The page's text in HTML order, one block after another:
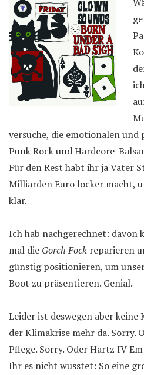
versuche, die emotionalen
Punk Rock und Hardcore-
Für den Rest habt ihr ja Vater
Milliarden Euro locker macht,
klar.
Ich hab nachgerechnet: davon
mal die Gorch Fock reparieren
günstig positionieren, um
Boot zu präsentieren. Genial.
Leider ist deswegen aber
der Klimakrise mehr da. Sorry.
Pflege. Sorry. Oder Hartz IV
Ihr es nicht wusstet: So eine